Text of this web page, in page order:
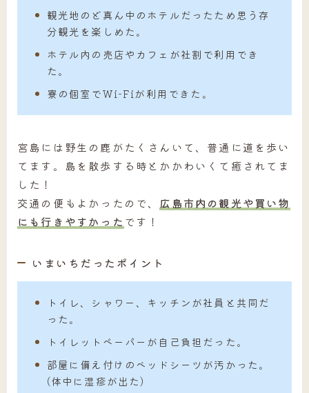
観光地のど真ん中のホテルだったため思う存
分観光を楽しめた。
ホテル内の売店やカフェが社割で利用でき
た。
寮の個室でWi-Fiが利用できた。
宮島には野生の鹿がたくさんいて、普通に道を歩い
てます。島を散歩する時とかかわいくて癒されてま
した！
交通の便もよかったので、 広島市内の観光や買い物
にも行きやすかった です！
いまいちだったポイント
トイレ、シャワー、キッチンが社員と共同だ
った。
トイレットペーパーが自己負担だった。
部屋に備え付けのベッドシーツが汚かった。
(体中に湿疹が出た)